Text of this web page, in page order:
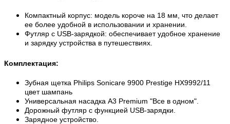
Компактный корпус: модель короче на 18 мм, что делает
ее более удобной в использовании и хранении.
Футляр с USB-зарядкой: обеспечивает удобное хранение
и зарядку устройства в путешествиях.
Комплектация:
Зубная щетка Philips Sonicare 9900 Prestige HX9992/11
цвет шампань
Универсальная насадка A3 Premium "Все в одном".
Дорожный футляр с функцией USB-зарядки.
Зарядное устройство.